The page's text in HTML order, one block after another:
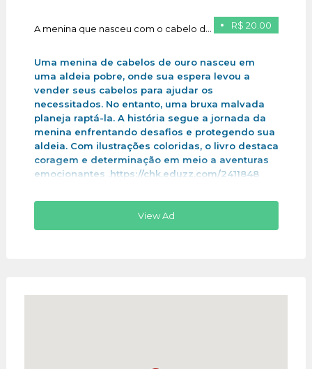
R$ 20.00
A menina que nasceu com o cabelo de ouro
Uma menina de cabelos de ouro nasceu em
uma aldeia pobre, onde sua espera levou a
vender seus cabelos para ajudar os
necessitados. No entanto, uma bruxa malvada
planeja raptá-la. A história segue a jornada da
menina enfrentando desafios e protegendo sua
aldeia. Com ilustrações coloridas, o livro destaca
coragem e determinação em meio a aventuras
emocionantes .https://chk.eduzz.com/2411848
View Ad